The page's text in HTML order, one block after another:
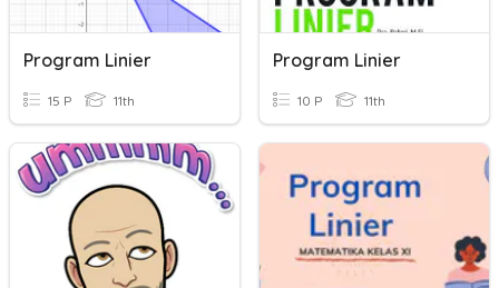
Program Linier
15 P 11th
Program Linier
10 P 11th